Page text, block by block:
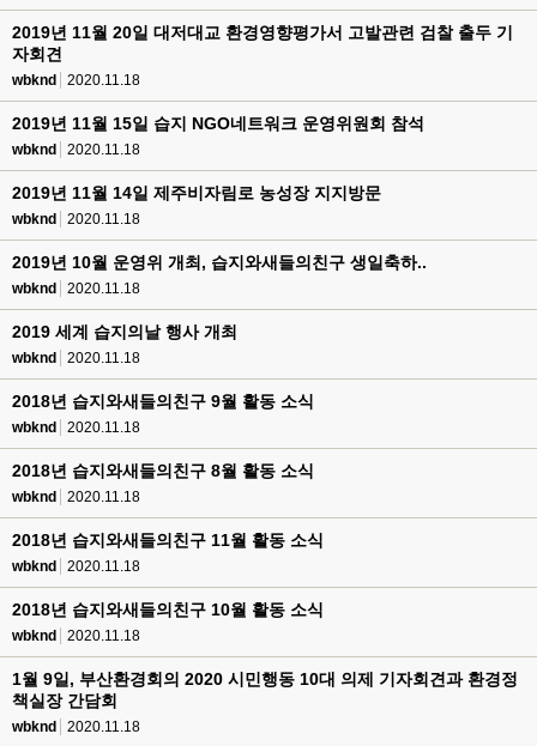
2019년 11월 20일 대저대교 환경영향평가서 고발관련 검찰 출두 기
자회견
wbknd 2020.11.18
2019년 11월 15일 습지 NGO네트워크 운영위원회 참석
wbknd 2020.11.18
2019년 11월 14일 제주비자림로 농성장 지지방문
wbknd 2020.11.18
2019년 10월 운영위 개최, 습지와새들의친구 생일축하..
wbknd 2020.11.18
2019 세계 습지의날 행사 개최
wbknd 2020.11.18
2018년 습지와새들의친구 9월 활동 소식
wbknd 2020.11.18
2018년 습지와새들의친구 8월 활동 소식
wbknd 2020.11.18
2018년 습지와새들의친구 11월 활동 소식
wbknd 2020.11.18
2018년 습지와새들의친구 10월 활동 소식
wbknd 2020.11.18
1월 9일, 부산환경회의 2020 시민행동 10대 의제 기자회견과 환경정
책실장 간담회
wbknd 2020.11.18